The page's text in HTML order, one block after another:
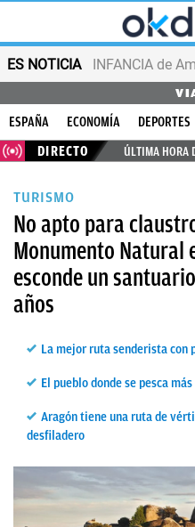
ES NOTICIA INFANCIA de
ESPAÑA ECONOMÍA DEPORTES
DIRECTO
ÚLTIMA HORA
TURISMO
No apto para
Monumento Natural
esconde un
años
La mejor ruta senderista con
El pueblo donde se pesca
Aragón tiene una ruta de
desfiladero